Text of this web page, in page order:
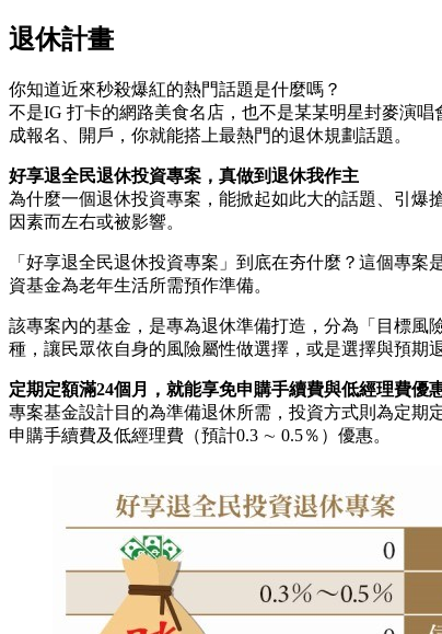
退休計畫
你知道近來秒殺爆紅的熱門話題是什麼嗎？
不是IG 打卡的網路美食名店，也不是某某明星封麥演
成報名、開戶，你就能搭上最熱門的退休規劃話題。
好享退全民退休投資專案，真做到退休我作主
為什麼一個退休投資專案，能掀起如此大的話題、引爆
因素而左右或被影響。
「好享退全民退休投資專案」到底在夯什麼？這個專
資基金為老年生活所需預作準備。
該專案內的基金，是專為退休準備打造，分為「目標風
種，讓民眾依自身的風險屬性做選擇，或是選擇與預期
定期定額滿24個月，就能享免申購手續費與低經理費優
專案基金設計目的為準備退休所需，投資方式則為定期
申購手續費及低經理費（預計0.3 ∼ 0.5％）優惠。